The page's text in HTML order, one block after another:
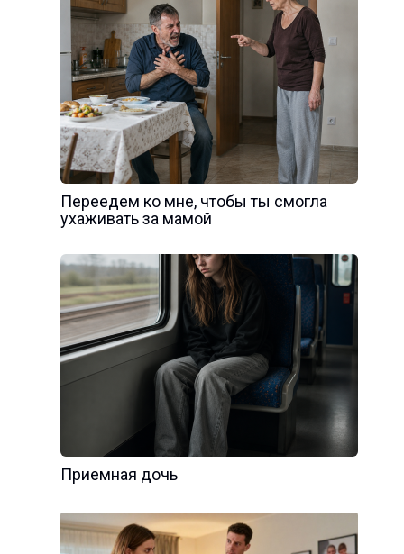
Переедем ко мне, чтобы ты смогла
ухаживать за мамой
Приемная дочь